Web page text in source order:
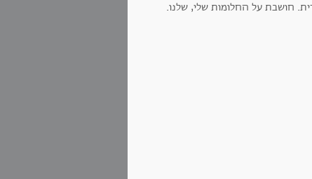
חושבת על החלומות שלי, שלנו.